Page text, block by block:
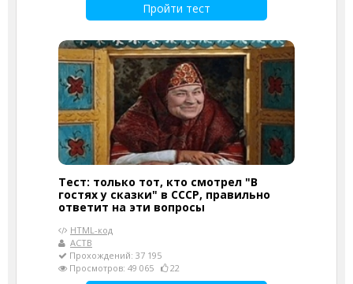
Пройти тест
Тест: только тот, кто смотрел "В
гостях у сказки" в СССР, правильно
ответит на эти вопросы
HTML-код
АСТВ
Прохождений: 37 195
Просмотров: 49 065
22